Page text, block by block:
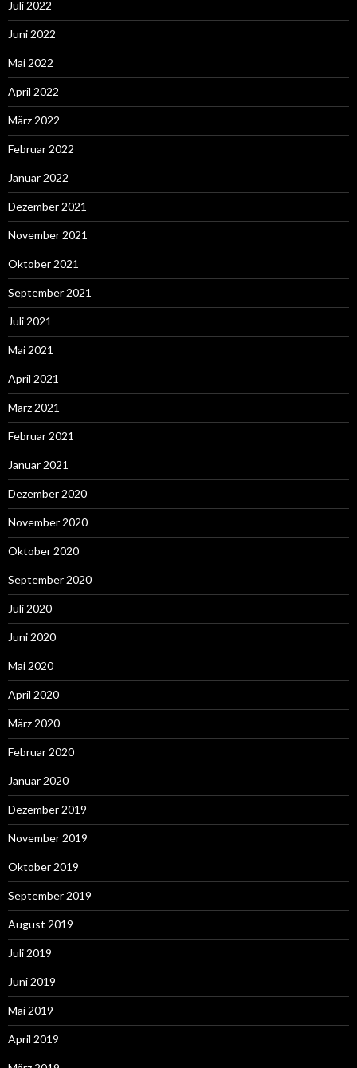
Juli 2022
Juni 2022
Mai 2022
April 2022
März 2022
Februar 2022
Januar 2022
Dezember 2021
November 2021
Oktober 2021
September 2021
Juli 2021
Mai 2021
April 2021
März 2021
Februar 2021
Januar 2021
Dezember 2020
November 2020
Oktober 2020
September 2020
Juli 2020
Juni 2020
Mai 2020
April 2020
März 2020
Februar 2020
Januar 2020
Dezember 2019
November 2019
Oktober 2019
September 2019
August 2019
Juli 2019
Juni 2019
Mai 2019
April 2019